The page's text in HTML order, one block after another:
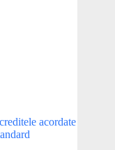
acordate